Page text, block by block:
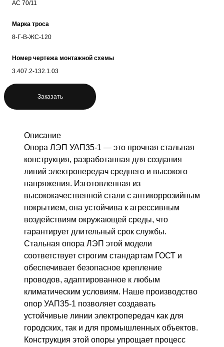
АС 70/11
Марка троса
8-Г-В-ЖС-120
Номер чертежа монтажной схемы
3.407.2-132.1.03
Заказать
Описание
Опора ЛЭП УАП35-1 — это прочная стальная
конструкция, разработанная для создания
линий электропередач среднего и высокого
напряжения. Изготовленная из
высококачественной стали с антикоррозийным
покрытием, она устойчива к агрессивным
воздействиям окружающей среды, что
гарантирует длительный срок службы.
Стальная опора ЛЭП этой модели
соответствует строгим стандартам ГОСТ и
обеспечивает безопасное крепление
проводов, адаптированное к любым
климатическим условиям. Наше производство
опор УАП35-1 позволяет создавать
устойчивые линии электропередач как для
городских, так и для промышленных объектов.
Конструкция этой опоры упрощает процесс